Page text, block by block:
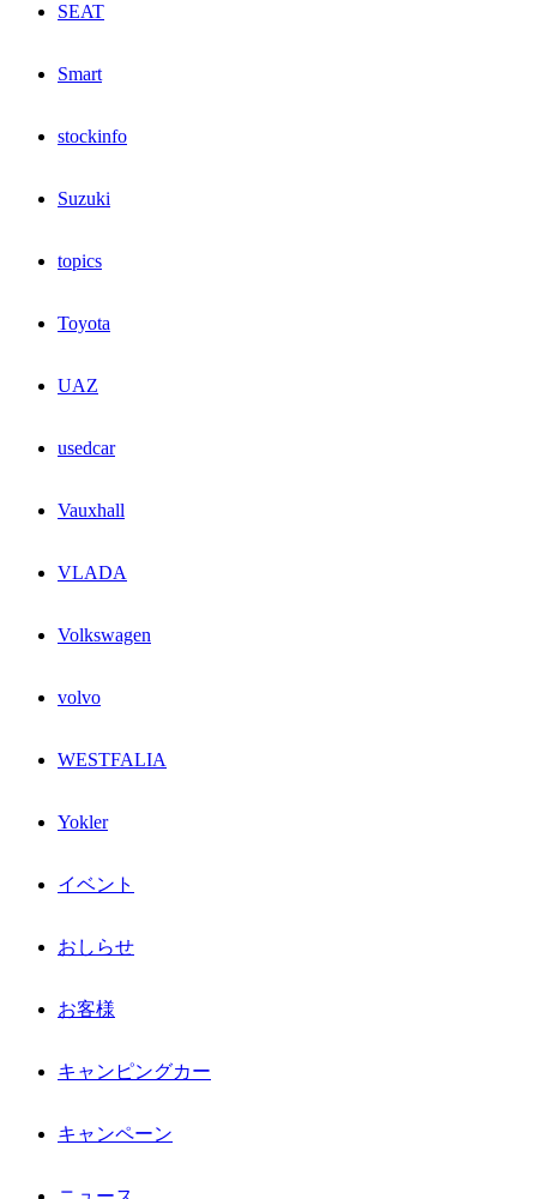
SEAT
Smart
stockinfo
Suzuki
topics
Toyota
UAZ
usedcar
Vauxhall
VLADA
Volkswagen
volvo
WESTFALIA
Yokler
イベント
おしらせ
お客様
キャンピングカー
キャンペーン